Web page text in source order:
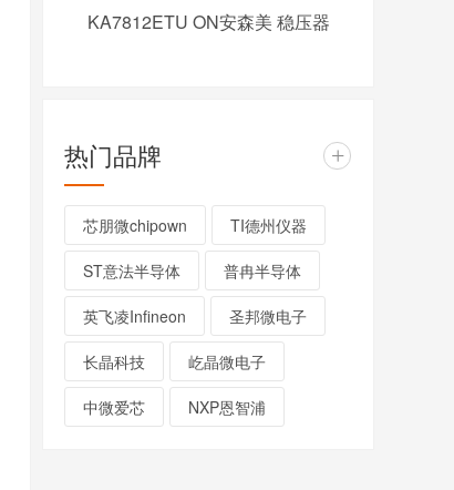
KA7812ETU ON安森美 稳压器
热门品牌 +
芯朋微chipown TI德州仪器
ST意法半导体 普冉半导体
英飞凌Infineon 圣邦微电子
长晶科技 屹晶微电子
中微爱芯 NXP恩智浦